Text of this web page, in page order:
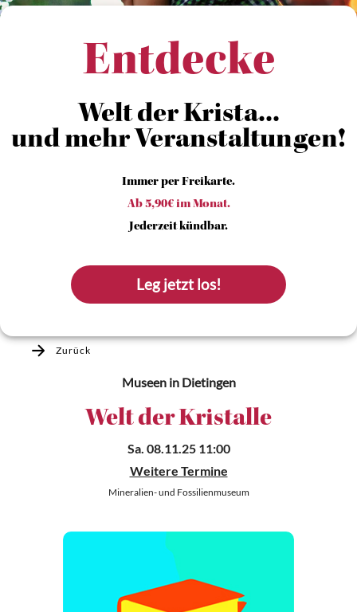
Entdecke
Welt der Krista...
und mehr Veranstaltungen!
Immer per Freikarte.
Ab 5,90€ im Monat.
Jederzeit kündbar.
Leg jetzt los!
Zurück
Museenin Dietingen
Welt der Kristalle
Sa. 08.11.25 11:00
Weitere Termine
Mineralien- und Fossilienmuseum